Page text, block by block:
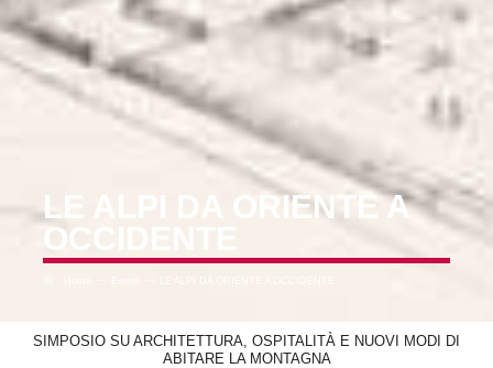
LE ALPI DA ORIENTE A
OCCIDENTE
SIMPOSIO SU ARCHITETTURA, OSPITALITÀ E NUOVI MODI DI
ABITARE LA MONTAGNA